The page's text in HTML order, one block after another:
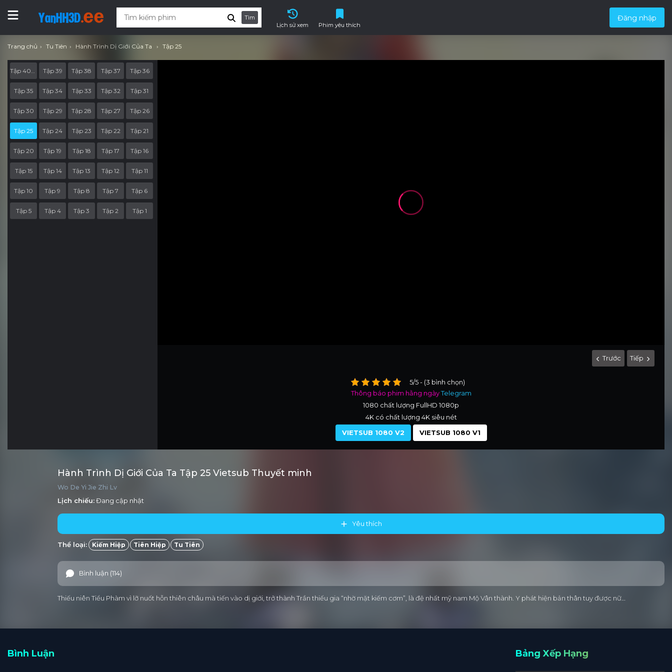
Tìm
Lịch sử xem
Phim yêu thích
Đăng nhập
Trang chủ Tu Tiên Hành Trình Dị Giới Của Ta Tập 25
Trước Tiếp
5/5 - (3 bình chọn)
Thông báo phim hằng ngàyTelegram
1080 chất lượng FullHD 1080p
4K có chất lượng 4K siêu nét
VIETSUB 1080 V2
VIETSUB 1080 V1
Tập 39 Tập 38 Tập 37 Tập 36
Tập 35 Tập 34 Tập 33 Tập 32 Tập 31
Tập 30 Tập 29 Tập 28 Tập 27 Tập 26
Tập 25 Tập 24 Tập 23 Tập 22 Tập 21
Tập 20 Tập 19 Tập 18 Tập 17 Tập 16
Tập 15 Tập 14 Tập 13 Tập 12 Tập 11
Tập 10 Tập 9 Tập 8 Tập 7 Tập 6
Tập 5 Tập 4 Tập 3 Tập 2 Tập 1
Hành Trình Dị Giới Của Ta Tập 25 Vietsub Thuyết minh
Wo De Yi Jie Zhi Lv
Lịch chiếu:Đang cập nhật
Yêu thích
Thể loại: Kiếm Hiệp Tiên Hiệp Tu Tiên
Bình luận (114)
Thiếu niên Tiểu Phàm vì lỡ nuốt hỗn thiên châu mà tiến vào dị giới, trở thành Trần thiếu gia “nhờ mặt kiếm cơm”, là đệ nhất mỹ nam Mộ Vân thành. Y phát hiện bản thân tuy được nữ…
Bình Luận Bảng Xếp Hạng